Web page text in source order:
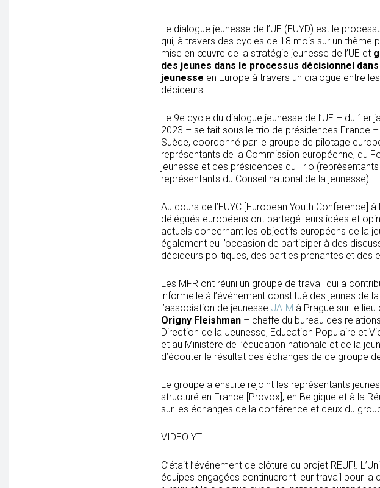
Le dialogue jeunesse de l’UE (EUYD) est le
qui, à travers des cycles de 18 mois sur un thème
mise en œuvre de la stratégie jeunesse de l’UE et
des jeunes dans le processus décisionnel
jeunesse en Europe à travers un dialogue entre
décideurs.
Le 9e cycle du dialogue jeunesse de l’UE – du 1er
2023 – se fait sous le trio de présidences France
Suède, coordonné par le groupe de pilotage
représentants de la Commission européenne, du
jeunesse et des présidences du Trio
représentants du Conseil national de la jeunesse).
Au cours de l’EUYC [European Youth Conference]
délégués européens ont partagé leurs idées et
actuels concernant les objectifs européens de la
également eu l’occasion de participer à des
décideurs politiques, des parties prenantes et des
Les MFR ont réuni un groupe de travail qui a
informelle à l’événement constitué des jeunes de la
l’association de jeunesse JAIM à Prague sur le lieu
Origny Fleishman – cheffe du bureau des
Direction de la Jeunesse, Education Populaire et
et au Ministère de l’éducation nationale et de la
d’écouter le résultat des échanges de ce groupe
Le groupe a ensuite rejoint les représentants
structuré en France [Provox], en Belgique et à la
sur les échanges de la conférence et ceux du
VIDEO YT
C’était l’événement de clôture du projet REUF!.
équipes engagées continueront leur travail pour la